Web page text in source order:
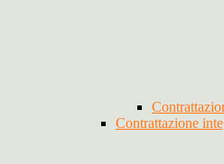
Contrattazione